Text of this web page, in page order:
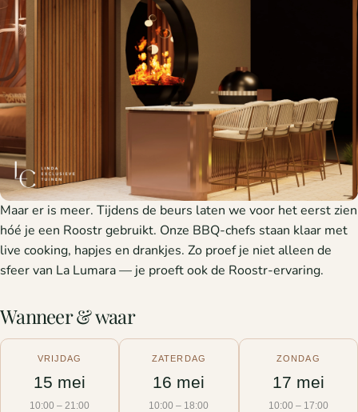
Maar er is meer. Tijdens de beurs laten we voor het eerst zien
hóé je een Roostr gebruikt. Onze BBQ-chefs staan klaar met
live cooking, hapjes en drankjes. Zo proef je niet alleen de
sfeer van La Lumara — je proeft ook de Roostr-ervaring.
Wanneer & waar
VRIJDAG
15 mei
10:00 – 21:00
ZATERDAG
16 mei
10:00 – 18:00
ZONDAG
17 mei
10:00 – 17:00